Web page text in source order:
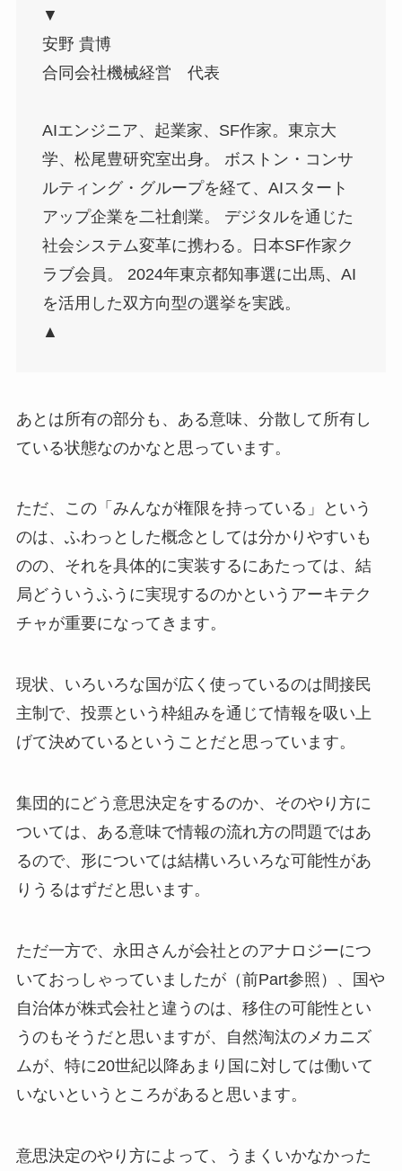
▼
安野 貴博
合同会社機械経営 代表
AIエンジニア、起業家、SF作家。東京大
学、松尾豊研究室出身。 ボストン・コンサ
ルティング・グループを経て、AIスタート
アップ企業を二社創業。 デジタルを通じた
社会システム変革に携わる。日本SF作家ク
ラブ会員。 2024年東京都知事選に出馬、AI
を活用した双方向型の選挙を実践。
▲
あとは所有の部分も、ある意味、分散して所有し
ている状態なのかなと思っています。
ただ、この「みんなが権限を持っている」という
のは、ふわっとした概念としては分かりやすいも
のの、それを具体的に実装するにあたっては、結
局どういうふうに実現するのかというアーキテク
チャが重要になってきます。
現状、いろいろな国が広く使っているのは間接民
主制で、投票という枠組みを通じて情報を吸い上
げて決めているということだと思っています。
集団的にどう意思決定をするのか、そのやり方に
ついては、ある意味で情報の流れ方の問題ではあ
るので、形については結構いろいろな可能性があ
りうるはずだと思います。
ただ一方で、永田さんが会社とのアナロジーにつ
いておっしゃっていましたが（前Part参照）、国や
自治体が株式会社と違うのは、移住の可能性とい
うのもそうだと思いますが、自然淘汰のメカニズ
ムが、特に20世紀以降あまり国に対しては働いて
いないというところがあると思います。
意思決定のやり方によって、うまくいかなかった